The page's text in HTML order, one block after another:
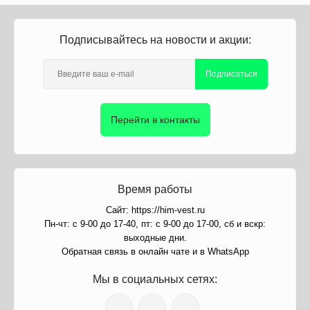
Подписывайтесь на новости и акции:
Подписаться
Перейти в контакты
Время работы
Сайт: https://him-vest.ru
Пн-чт: с 9-00 до 17-40, пт: с 9-00 до 17-00, сб и вскр:
выходные дни.
Обратная связь в онлайн чате и в WhatsApp
Мы в социальных сетях: